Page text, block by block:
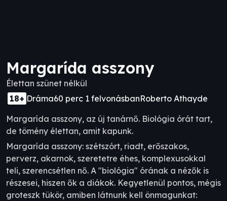
Margarída asszony
Élettan szünet nélkül
18+ Dráma60 perc 1 felvonásbanRoberto Athayde
Margarída asszony, az új tanárnő. Biológia órát tart,
de tömény élettan, amit kapunk.
Margarída asszony: szétszórt, riadt, erőszakos,
perverz, akarnok, szeretetre éhes, komplexusokkal
teli, szerencsétlen nő. A "biológia" órának a nézők is
részesei, hiszen ők a diákok. Kegyetlenül pontos, mégis
groteszk tükör, amiben látnunk kell önmagunkat: